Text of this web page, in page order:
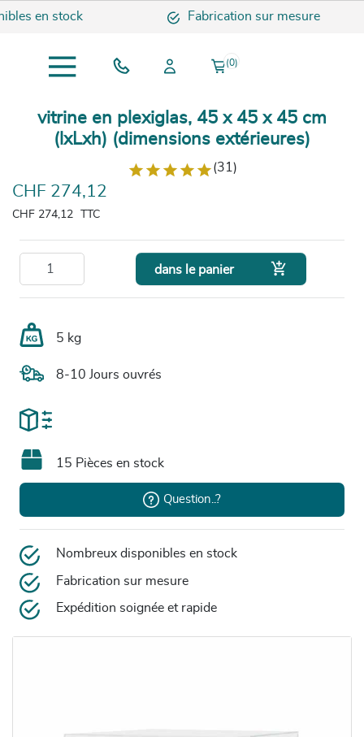
en stock Fabrication sur mesure
(0)
vitrine en plexiglas, 45 x 45 x 45 cm
(lxLxh) (dimensions extérieures)
(31)
CHF 274,12
CHF 274,12 TTC
dans le panier 
5 kg
8-10 Jours ouvrés
15 Pièces en stock
Question..?
Nombreux disponibles en stock
Fabrication sur mesure
Expédition soignée et rapide